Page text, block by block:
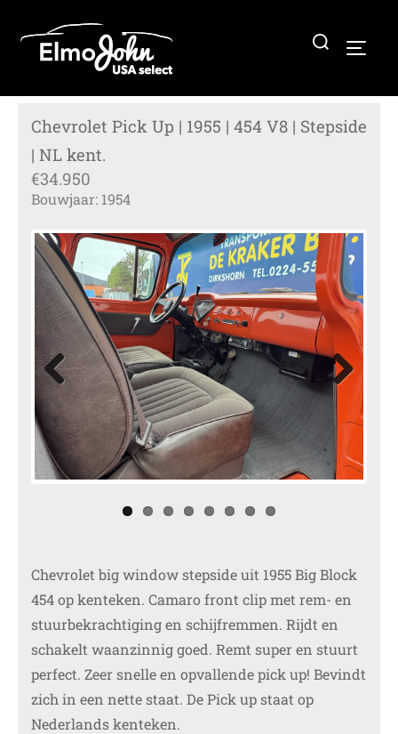
Zoek
naar:
Chevrolet Pick Up | 1955 | 454 V8 | Stepside
| NL kent.
€34.950
Bouwjaar: 1954
Previ
ous
Chevrolet big window stepside uit 1955 Big Block
454 op kenteken. Camaro front clip met rem- en
stuurbekrachtiging en schijfremmen. Rijdt en
schakelt waanzinnig goed. Remt super en stuurt
perfect. Zeer snelle en opvallende pick up! Bevindt
zich in een nette staat. De Pick up staat op
Nederlands kenteken.